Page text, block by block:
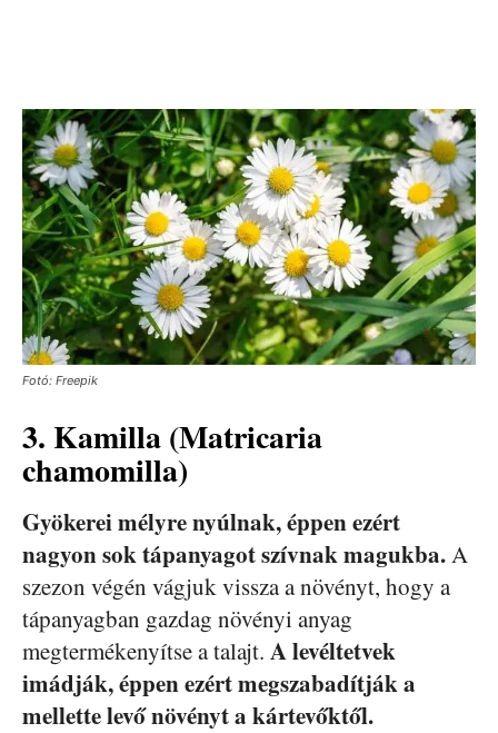
Fotó: Freepik
3. Kamilla (Matricaria
chamomilla)
Gyökerei mélyre nyúlnak, éppen ezért
nagyon sok tápanyagot szívnak magukba.A
szezon végén vágjuk vissza a növényt, hogy a
tápanyagban gazdag növényi anyag
megtermékenyítse a talajt. A levéltetvek
imádják, éppen ezért megszabadítják a
mellette levő növényt a kártevőktől.